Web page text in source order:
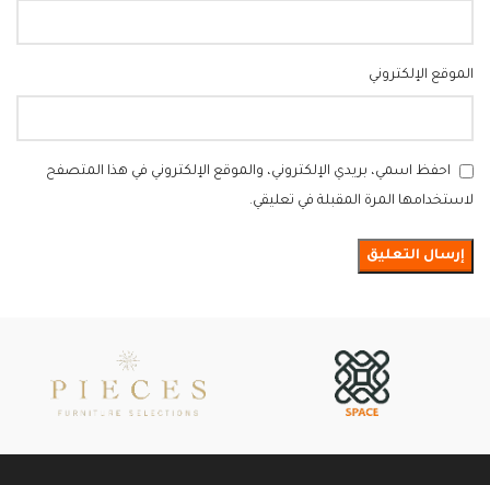
الموقع الإلكتروني
احفظ اسمي، بريدي الإلكتروني، والموقع الإلكتروني في هذا المتصفح
لاستخدامها المرة المقبلة في تعليقي.